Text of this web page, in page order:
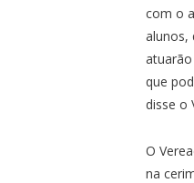
com o
alunos,
que
disse o
O
na